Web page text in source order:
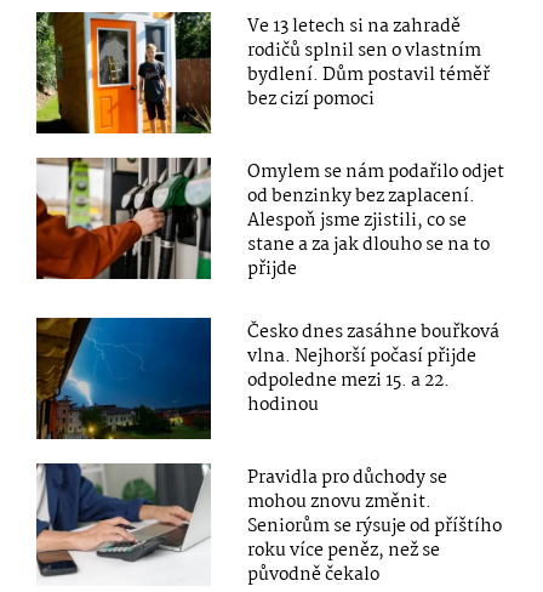
Ve 13 letech si na zahradě
rodičů splnil sen o vlastním
bydlení. Dům postavil téměř
bez cizí pomoci
Omylem se nám podařilo odjet
od benzinky bez zaplacení.
Alespoň jsme zjistili, co se
stane a za jak dlouho se na to
přijde
Česko dnes zasáhne bouřková
vlna. Nejhorší počasí přijde
odpoledne mezi 15. a 22.
hodinou
Pravidla pro důchody se
mohou znovu změnit.
Seniorům se rýsuje od příštího
roku více peněz, než se
původně čekalo